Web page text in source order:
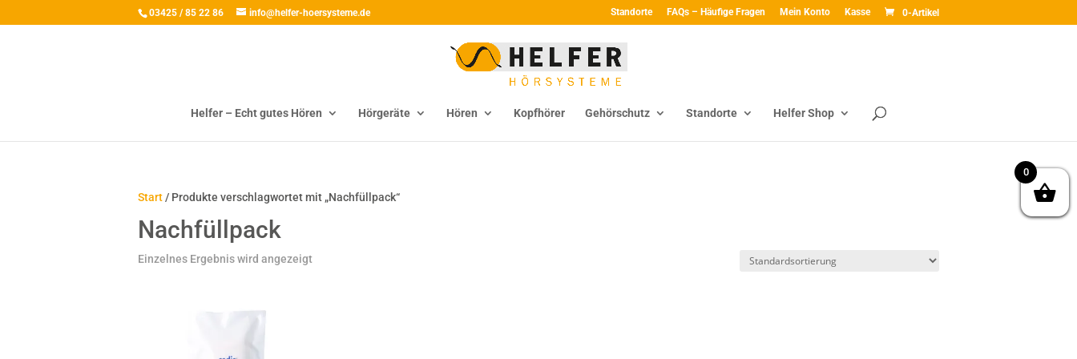
03425 / 85 22 86 info@helfer-hoersysteme.de Standorte FAQs – Häufige Fragen Mein Konto Kasse 0-Artikel
Helfer – Echt gutes Hören Hörgeräte Hören Kopfhörer Gehörschutz Standorte Helfer Shop
Start / Produkte verschlagwortet mit „Nachfüllpack“
Nachfüllpack
Einzelnes Ergebnis wird angezeigt
0